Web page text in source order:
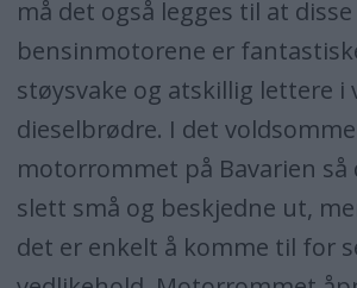
må det også legges til at
bensinmotorene er
støysvake og atskillig lettere i
dieselbrødre. I det voldsomme
motorrommet på Bavarien så
slett små og beskjedne ut,
det er enkelt å komme til for